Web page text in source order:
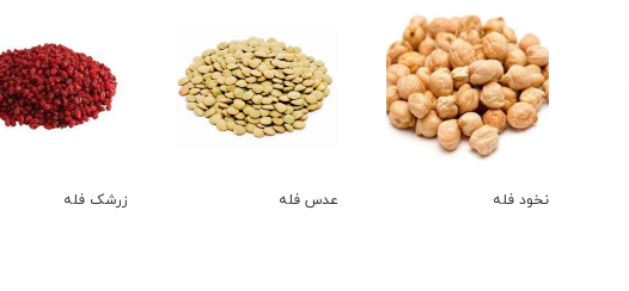
نخود فله عدس فله زرشک فله